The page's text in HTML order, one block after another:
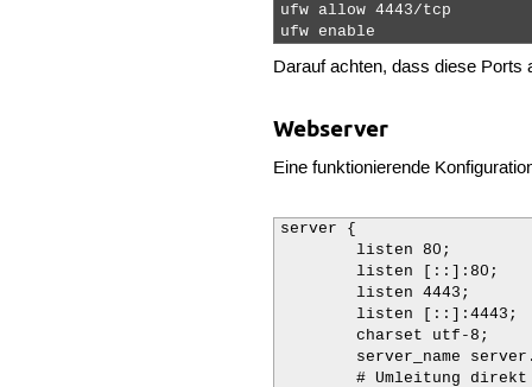
ufw allow 4443/tcp
ufw enable
Darauf achten, dass diese Ports
Webserver
Eine funktionierende
server {
	listen 80;
	listen [::]:80;
	listen 4443;
	listen [::]:4443;
	charset utf-8;
	# Umleitung direkt auf https